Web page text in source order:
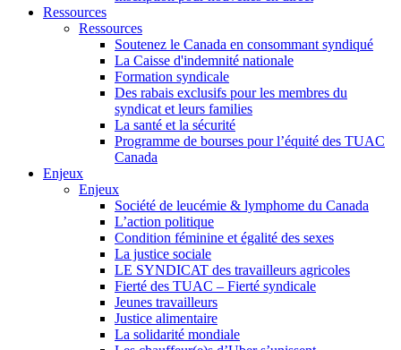
Ressources
Ressources
Soutenez le Canada en consommant syndiqué
La Caisse d'indemnité nationale
Formation syndicale
Des rabais exclusifs pour les membres du
syndicat et leurs families
La santé et la sécurité
Programme de bourses pour l’équité des TUAC
Canada
Enjeux
Enjeux
Société de leucémie & lymphome du Canada
L’action politique
Condition féminine et égalité des sexes
La justice sociale
LE SYNDICAT des travailleurs agricoles
Fierté des TUAC – Fierté syndicale
Jeunes travailleurs
Justice alimentaire
La solidarité mondiale